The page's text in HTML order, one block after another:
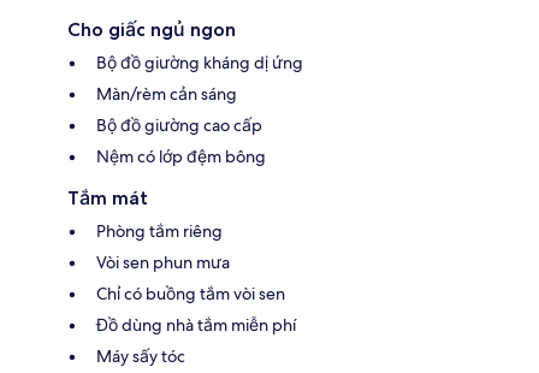
Cho giấc ngủ ngon
Bộ đồ giường kháng dị ứng
Màn/rèm cản sáng
Bộ đồ giường cao cấp
Nệm có lớp đệm bông
Tắm mát
Phòng tắm riêng
Vòi sen phun mưa
Chỉ có buồng tắm vòi sen
Đồ dùng nhà tắm miễn phí
Máy sấy tóc